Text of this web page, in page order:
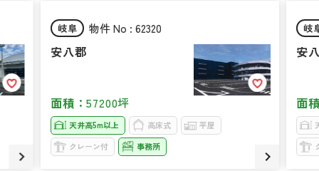
岐阜 物件 No : 62320
安八郡
面積： 57200坪
天井高5m以上 高床式
平屋
クレーン付
事務所
岐
安
面